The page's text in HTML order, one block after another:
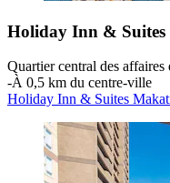
Holiday Inn &
Quartier central des affaires
‐À 0,5 km du centre-ville
Holiday Inn & Suites